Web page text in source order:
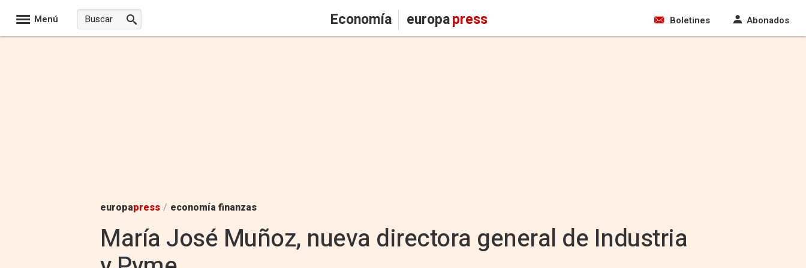
Menú Economía europapress Boletines Abonados
europapress / economía finanzas
María José Muñoz, nueva directora general de Industria